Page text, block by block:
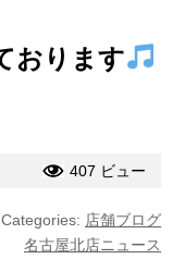
おります
407 ビュー
Categories: 店舗ブログ
名古屋北店ニュース